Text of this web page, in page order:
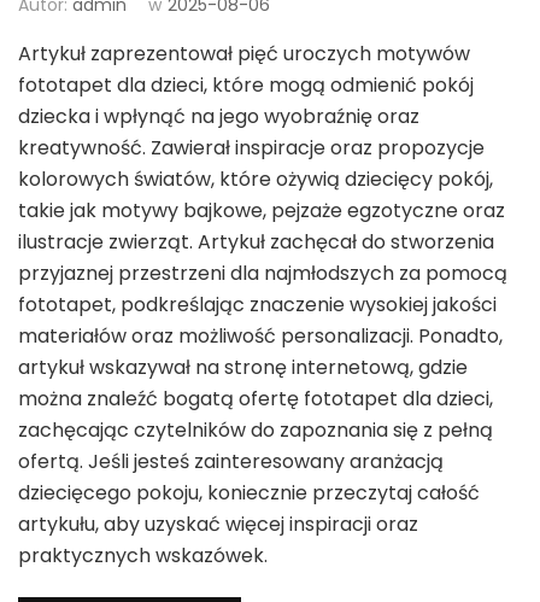
Autor: admin w 2025-08-06
Artykuł zaprezentował pięć uroczych motywów
fototapet dla dzieci, które mogą odmienić pokój
dziecka i wpłynąć na jego wyobraźnię oraz
kreatywność. Zawierał inspiracje oraz propozycje
kolorowych światów, które ożywią dziecięcy pokój,
takie jak motywy bajkowe, pejzaże egzotyczne oraz
ilustracje zwierząt. Artykuł zachęcał do stworzenia
przyjaznej przestrzeni dla najmłodszych za pomocą
fototapet, podkreślając znaczenie wysokiej jakości
materiałów oraz możliwość personalizacji. Ponadto,
artykuł wskazywał na stronę internetową, gdzie
można znaleźć bogatą ofertę fototapet dla dzieci,
zachęcając czytelników do zapoznania się z pełną
ofertą. Jeśli jesteś zainteresowany aranżacją
dziecięcego pokoju, koniecznie przeczytaj całość
artykułu, aby uzyskać więcej inspiracji oraz
praktycznych wskazówek.